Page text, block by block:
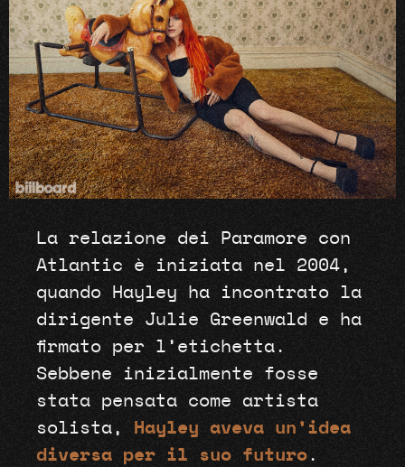
La relazione dei Paramore con
Atlantic è iniziata nel 2004,
quando Hayley ha incontrato la
dirigente Julie Greenwald e ha
firmato per l’etichetta.
Sebbene inizialmente fosse
stata pensata come artista
solista,
Hayley aveva un’idea
diversa per il suo futuro.